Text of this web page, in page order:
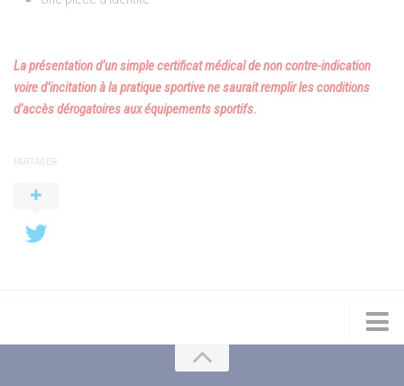
La présentation d’un simple certificat médical de non contre-indication
voire d’incitation à la pratique sportive ne saurait remplir les conditions
d’accès dérogatoires aux équipements sportifs.
PARTAGER